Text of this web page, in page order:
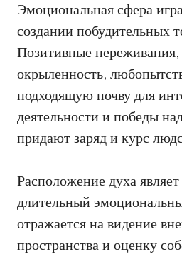
Эмоциональная сфера
создании побудительных
Позитивные переживания,
окрыленность,
подходящую почву для
деятельности и победы
придают заряд и курс
Расположение духа
длительный
отражается на видение
пространства и оценку